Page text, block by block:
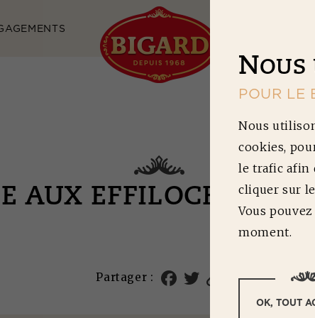
AUX EFFILOCHÉS AU
Partager :
NOUS
POUR LE
Nous
cookies,
le trafic afin
cliquer sur
Vous
moment.
OK, TOUT